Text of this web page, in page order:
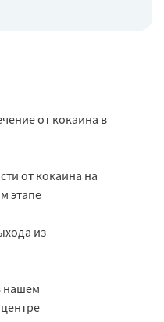
от кокаина в
от кокаина на
этапе
из
нашем